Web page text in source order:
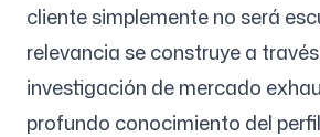
cliente simplemente no será
relevancia se construye a
investigación de mercado
profundo conocimiento del